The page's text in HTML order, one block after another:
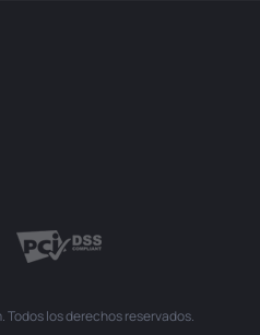
los derechos reservados.